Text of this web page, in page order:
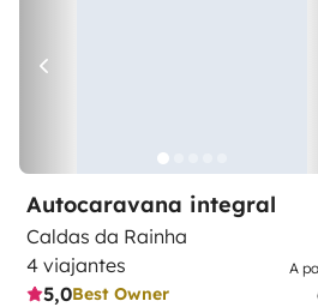
Autocaravana integral
Caldas da Rainha
4 viajantes
5,0Best Owner
A